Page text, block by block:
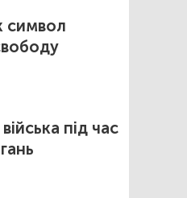
символ
під час